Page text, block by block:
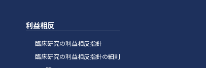
利益相反
臨床研究の利益相反指針
臨床研究の利益相反指針の細則